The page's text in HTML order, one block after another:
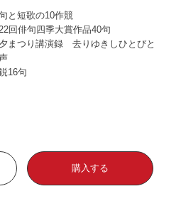
と短歌の10作競
回俳句四季大賞作品40句
まつり講演録 去りゆきしひとびと
16句
購入する